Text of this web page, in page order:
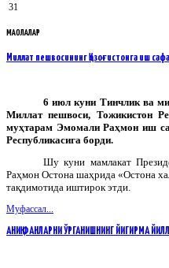
31
МАҚОЛАЛАР
Миллат пешвосининг Қозоғистонга иш
6 июл куни Тинчлик ва
Миллат пешвоси, Тожикистон
муҳтарам Эмомали Раҳмон иш
Республикасига борди.
Шу куни мамлакат
Раҳмон Остона шаҳрида «Остона
тақдимотида иштирок этди.
Муфассал...
АНИҚ ФАНЛАРНИ ЎРГАНИШНИНГ ЙИГИРМА